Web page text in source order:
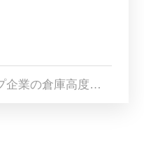
Next：モーター業界トップ企業の倉庫高度化の秘訣：Multiway無人フォークリフトが作業効率を2倍に向上